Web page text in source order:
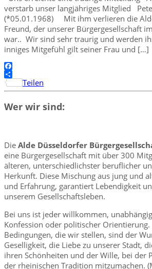
verstarb unser langjähriges Mitglied
(*05.01.1968) Mit ihm verlieren die
Freund, der unserer Bürgergesellschaft
war.. Wir sind sehr traurig und werden
inniges Mitgefühl gilt seiner Frau und […]
Facebook
Teilen
Wer wir sind:
Die Alde Düsseldorfer
eine Bürgergesellschaft mit über 300
älteren, unterschiedlichster beruflicher
Herkunft. Diese Mischung aus jung und
und Erfahrung, garantiert Lebendigkeit
unserem Gesellschaftsleben.
Bei uns ist jeder willkommen,
Konfession oder politischer Orientierung.
Bedingungen, die wir stellen, sind der
Geselligkeit, die Liebe zu unserer Stadt,
ihren Schönheiten und der Wille, bei der
der rheinischen Tradition mitzumachen.